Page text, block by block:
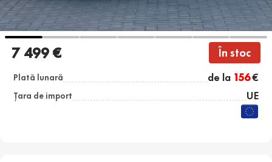
7 499 € În stoc
Plată lunară de la 156€
Țara de import UE